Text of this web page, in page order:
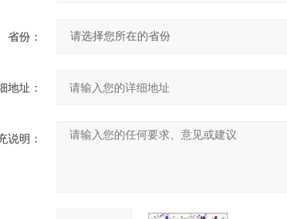
省份：
地址：
说明：